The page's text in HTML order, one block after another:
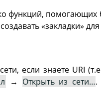
функций, помогающих
«закладки»
если знаете URI
→ Открыть из сети….